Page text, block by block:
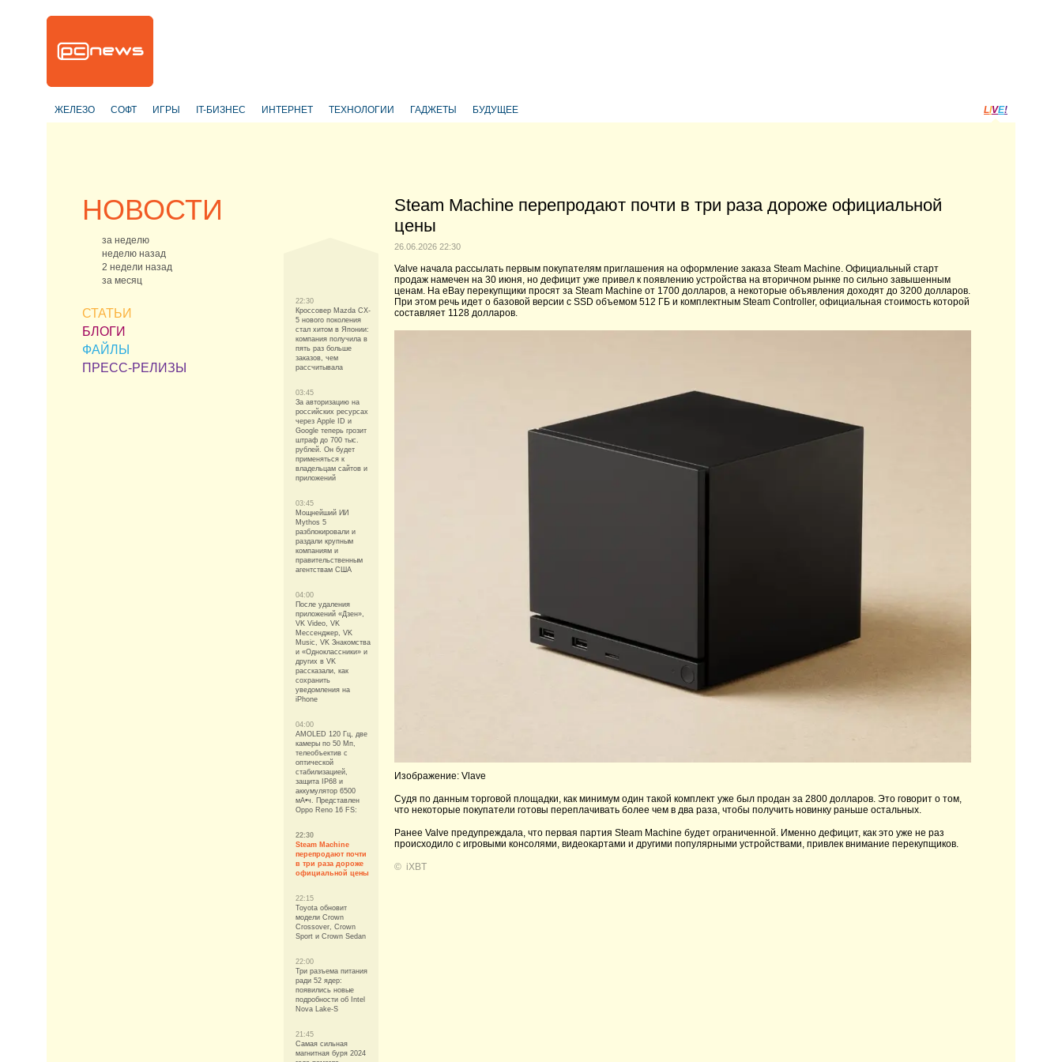
ЖЕЛЕЗО СОФТ ИГРЫ IT-БИЗНЕС ИНТЕРНЕТ ТЕХНОЛОГИИ ГАДЖЕТЫ БУДУЩЕЕ LIVE!
НОВОСТИ
за неделю
неделю назад
2 недели назад
за месяц
СТАТЬИ
БЛОГИ
ФАЙЛЫ
ПРЕСС-РЕЛИЗЫ
22:30
Кроссовер Mazda CX-
5 нового поколения
стал хитом в Японии:
компания получила в
пять раз больше
заказов, чем
рассчитывала
03:45
За авторизацию на
российских ресурсах
через Apple ID и
Google теперь грозит
штраф до 700 тыс.
рублей. Он будет
применяться к
владельцам сайтов и
приложений
03:45
Мощнейший ИИ
Mythos 5
разблокировали и
раздали крупным
компаниям и
правительственным
агентствам США
04:00
После удаления
приложений «Дзен»,
VK Video, VK
Мессенджер, VK
Music, VK Знакомства
и «Одноклассники» и
других в VK
рассказали, как
сохранить
уведомления на
iPhone
04:00
AMOLED 120 Гц, две
камеры по 50 Мп,
телеобъектив с
оптической
стабилизацией,
защита IP68 и
аккумулятор 6500
мА•ч. Представлен
Oppo Reno 16 FS:
22:30
Steam Machine
перепродают почти
в три раза дороже
официальной цены
22:15
Toyota обновит
модели Crown
Crossover, Crown
Sport и Crown Sedan
22:00
Три разъема питания
ради 52 ядер:
появились новые
подробности об Intel
Nova Lake-S
21:45
Самая сильная
магнитная буря 2024
Steam Machine перепродают почти в три раза дороже официальной
цены
26.06.2026 22:30
Valve начала рассылать первым покупателям приглашения на оформление заказа Steam Machine. Официальный старт
продаж намечен на 30 июня, но дефицит уже привел к появлению устройства на вторичном рынке по сильно завышенным
ценам. На eBay перекупщики просят за Steam Machine от 1700 долларов, а некоторые объявления доходят до 3200 долларов.
При этом речь идет о базовой версии с SSD объемом 512 ГБ и комплектным Steam Controller, официальная стоимость которой
составляет 1128 долларов.
Изображение: Vlave
Судя по данным торговой площадки, как минимум один такой комплект уже был продан за 2800 долларов. Это говорит о том,
что некоторые покупатели готовы переплачивать более чем в два раза, чтобы получить новинку раньше остальных.
Ранее Valve предупреждала, что первая партия Steam Machine будет ограниченной. Именно дефицит, как это уже не раз
происходило с игровыми консолями, видеокартами и другими популярными устройствами, привлек внимание перекупщиков.
© iXBT